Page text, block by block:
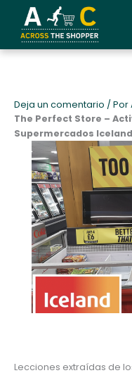
contenido
Deja un comentario / Por
The Perfect Store –
Supermercados
Lecciones extraídas de